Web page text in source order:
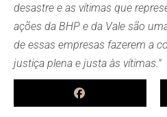
desastre e as vítimas que
ações da BHP e da Vale são
de essas empresas fazerem a
justiça plena e justa às vítimas."